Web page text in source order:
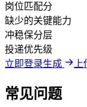
岗位匹配分
缺少的关键能力
冲稳保分层
投递优先级
立即登录生成
常见问题